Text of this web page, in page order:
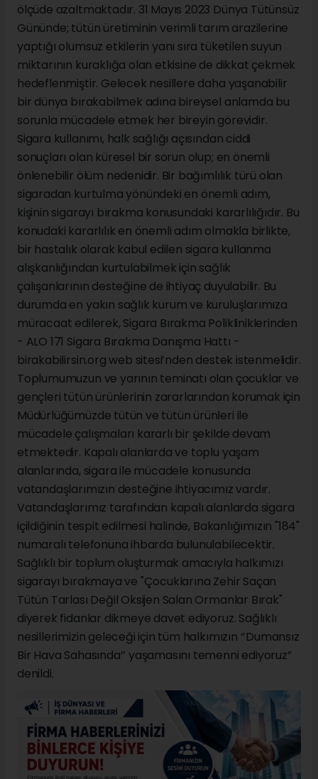
ölçüde azaltmaktadır. 31 Mayıs 2023 Dünya Tütünsüz
Gününde; tütün üretiminin verimli tarım arazilerine
yaptığı olumsuz etkilerin yanı sıra tüketilen suyun
miktarının kuraklığa olan etkisine de dikkat çekmek
hedeflenmiştir. Gelecek nesillere daha yaşanabilir
bir dünya bırakabilmek adına bireysel anlamda bu
sorunla mücadele etmek her bireyin görevidir.
Sigara kullanımı, halk sağlığı açısından ciddi
sonuçları olan küresel bir sorun olup; en önemli
önlenebilir ölüm nedenidir. Bir bağımlılık türü olan
sigaradan kurtulma yönündeki en önemli adım,
kişinin sigarayı bırakma konusundaki kararlılığıdır. Bu
konudaki kararlılık en önemli adım olmakla birlikte,
bir hastalık olarak kabul edilen sigara kullanma
alışkanlığından kurtulabilmek için sağlık
çalışanlarının desteğine de ihtiyaç duyulabilir. Bu
durumda en yakın sağlık kurum ve kuruluşlarımıza
müracaat edilerek, Sigara Bırakma Polikliniklerinden
- ALO 171 Sigara Bırakma Danışma Hattı -
birakabilirsin.org web sitesi’nden destek istenmelidir.
Toplumumuzun ve yarının teminatı olan çocuklar ve
gençleri tütün ürünlerinin zararlarından korumak için
Müdürlüğümüzde tütün ve tütün ürünleri ile
mücadele çalışmaları kararlı bir şekilde devam
etmektedir. Kapalı alanlarda ve toplu yaşam
alanlarında, sigara ile mücadele konusunda
vatandaşlarımızın desteğine ihtiyacımız vardır.
Vatandaşlarımız tarafından kapalı alanlarda sigara
içildiğinin tespit edilmesi halinde, Bakanlığımızın "184"
numaralı telefonuna ihbarda bulunulabilecektir.
Sağlıklı bir toplum oluşturmak amacıyla halkımızı
sigarayı bırakmaya ve "Çocuklarına Zehir Saçan
Tütün Tarlası Değil Oksijen Salan Ormanlar Bırak"
diyerek fidanlar dikmeye davet ediyoruz. Sağlıklı
nesillerimizin geleceği için tüm halkımızın ’’Dumansız
Bir Hava Sahasında’’ yaşamasını temenni ediyoruz”
denildi.